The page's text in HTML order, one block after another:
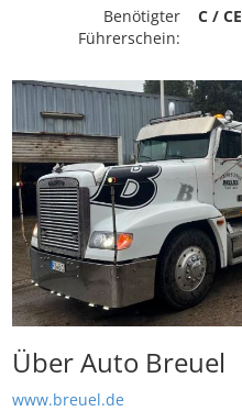
Benötigter
Führerschein:
C / CE
Über Auto Breuel
www.breuel.de